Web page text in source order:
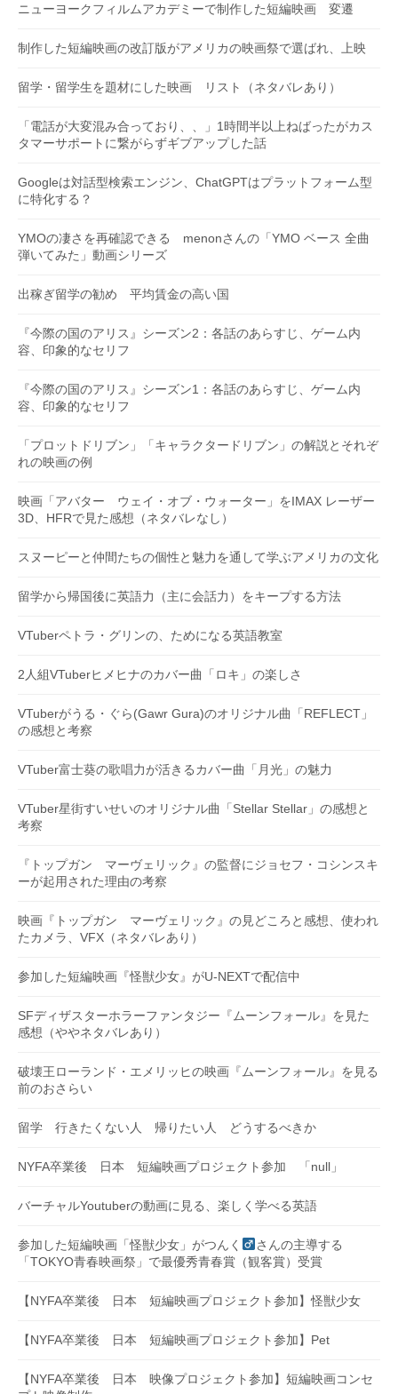
ニューヨークフィルムアカデミーで制作した短編映画 変遷
制作した短編映画の改訂版がアメリカの映画祭で選ばれ、上映
留学・留学生を題材にした映画 リスト（ネタバレあり）
「電話が大変混み合っており、、」1時間半以上ねばったがカス
タマーサポートに繋がらずギブアップした話
Googleは対話型検索エンジン、ChatGPTはプラットフォーム型
に特化する？
YMOの凄さを再確認できる menonさんの「YMO ベース 全曲
弾いてみた」動画シリーズ
出稼ぎ留学の勧め 平均賃金の高い国
『今際の国のアリス』シーズン2：各話のあらすじ、ゲーム内
容、印象的なセリフ
『今際の国のアリス』シーズン1：各話のあらすじ、ゲーム内
容、印象的なセリフ
「プロットドリブン」「キャラクタードリブン」の解説とそれぞ
れの映画の例
映画「アバター ウェイ・オブ・ウォーター」をIMAX レーザー
3D、HFRで見た感想（ネタバレなし）
スヌーピーと仲間たちの個性と魅力を通して学ぶアメリカの文化
留学から帰国後に英語力（主に会話力）をキープする方法
VTuberペトラ・グリンの、ためになる英語教室
2人組VTuberヒメヒナのカバー曲「ロキ」の楽しさ
VTuberがうる・ぐら(Gawr Gura)のオリジナル曲「REFLECT」
の感想と考察
VTuber富士葵の歌唱力が活きるカバー曲「月光」の魅力
VTuber星街すいせいのオリジナル曲「Stellar Stellar」の感想と
考察
『トップガン マーヴェリック』の監督にジョセフ・コシンスキ
ーが起用された理由の考察
映画『トップガン マーヴェリック』の見どころと感想、使われ
たカメラ、VFX（ネタバレあり）
参加した短編映画『怪獣少女』がU-NEXTで配信中
SFディザスターホラーファンタジー『ムーンフォール』を見た
感想（ややネタバレあり）
破壊王ローランド・エメリッヒの映画『ムーンフォール』を見る
前のおさらい
留学 行きたくない人 帰りたい人 どうするべきか
NYFA卒業後 日本 短編映画プロジェクト参加 「null」
バーチャルYoutuberの動画に見る、楽しく学べる英語
参加した短編映画「怪獣少女」がつんく
さんの主導する
「TOKYO青春映画祭」で最優秀青春賞（観客賞）受賞
【NYFA卒業後 日本 短編映画プロジェクト参加】怪獣少女
【NYFA卒業後 日本 短編映画プロジェクト参加】Pet
【NYFA卒業後 日本 映像プロジェクト参加】短編映画コンセ